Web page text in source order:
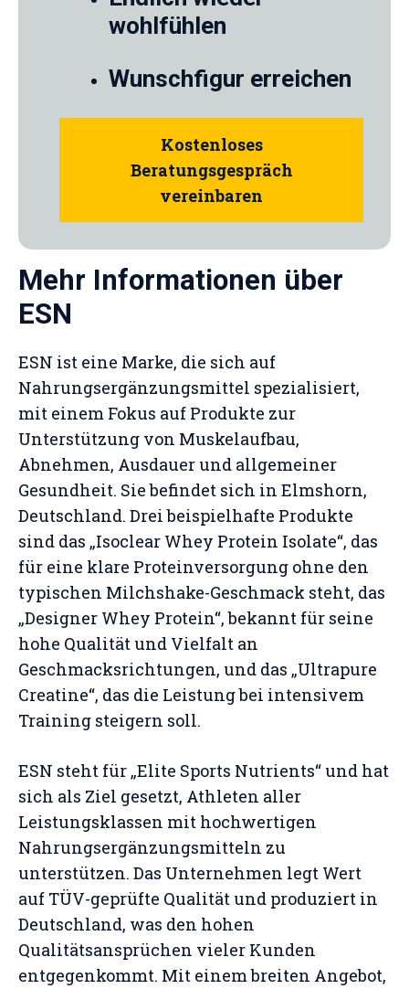
wohlfühlen
Wunschfigur erreichen
Kostenloses
Beratungsgespräch
vereinbaren
Mehr Informationen über
ESN
ESN ist eine Marke, die sich auf
Nahrungsergänzungsmittel spezialisiert,
mit einem Fokus auf Produkte zur
Unterstützung von Muskelaufbau,
Abnehmen, Ausdauer und allgemeiner
Gesundheit. Sie befindet sich in Elmshorn,
Deutschland. Drei beispielhafte Produkte
sind das „Isoclear Whey Protein Isolate“, das
für eine klare Proteinversorgung ohne den
typischen Milchshake-Geschmack steht, das
„Designer Whey Protein“, bekannt für seine
hohe Qualität und Vielfalt an
Geschmacksrichtungen, und das „Ultrapure
Creatine“, das die Leistung bei intensivem
Training steigern soll.
ESN steht für „Elite Sports Nutrients“ und hat
sich als Ziel gesetzt, Athleten aller
Leistungsklassen mit hochwertigen
Nahrungsergänzungsmitteln zu
unterstützen. Das Unternehmen legt Wert
auf TÜV-geprüfte Qualität und produziert in
Deutschland, was den hohen
Qualitätsansprüchen vieler Kunden
entgegenkommt. Mit einem breiten Angebot,